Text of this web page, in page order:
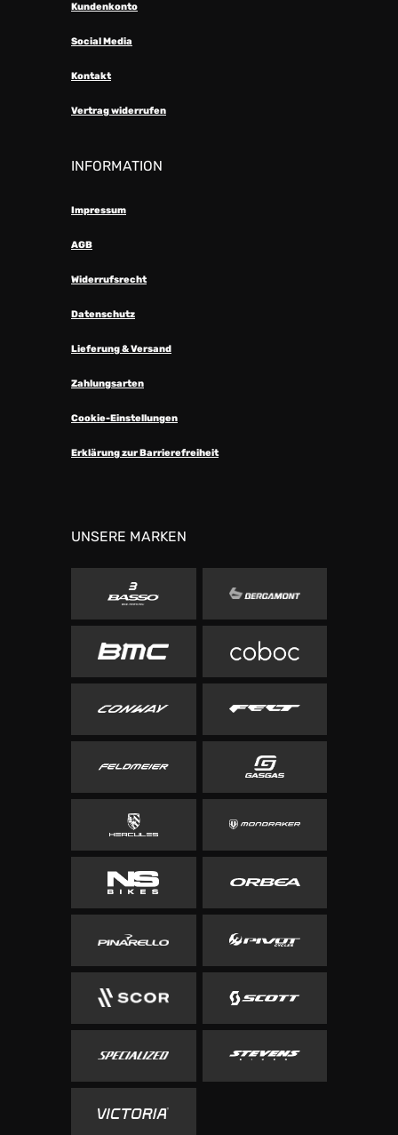
Kundenkonto
Social Media
Kontakt
Vertrag widerrufen
INFORMATION
Impressum
AGB
Widerrufsrecht
Datenschutz
Lieferung & Versand
Zahlungsarten
Cookie-Einstellungen
Erklärung zur Barrierefreiheit
UNSERE MARKEN